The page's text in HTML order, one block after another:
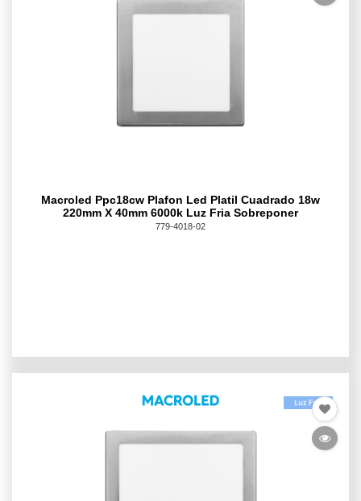
Macroled Ppc18cw Plafon Led Platil Cuadrado 18w
220mm X 40mm 6000k Luz Fria Sobreponer
779-4018-02